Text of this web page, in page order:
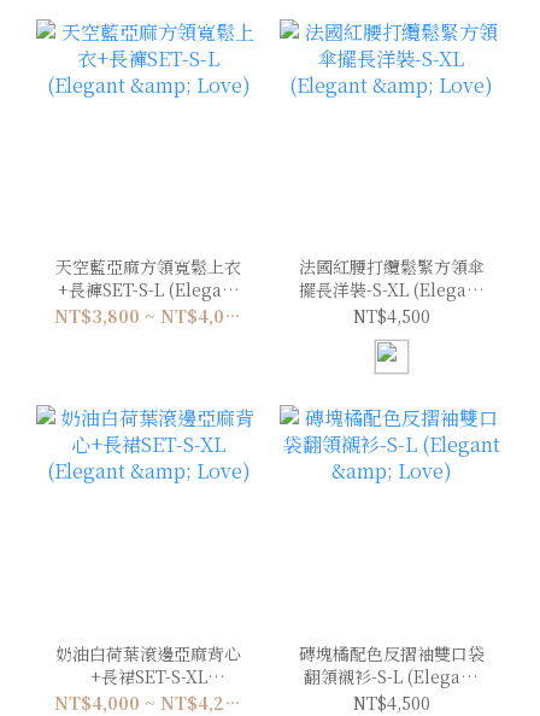
天空藍亞麻方領寬鬆上衣
+長褲SET-S-L (Elegant
& Love)
NT$3,800 ~ NT$4,000
法國紅腰打纜鬆緊方領傘
擺長洋裝-S-XL (Elegant
& Love)
NT$4,500
奶油白荷葉滾邊亞麻背心
+長裙SET-S-XL
(Elegant & Love) NT$4,000 ~ NT$4,200
磚塊橘配色反摺袖雙口袋
翻領襯衫-S-L (Elegant
& Love)
NT$4,500